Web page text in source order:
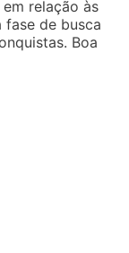
relação às
fase de busca
Boa